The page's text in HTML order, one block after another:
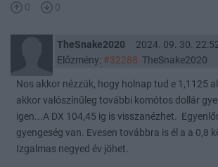
0 0
TheSnake2020
2024. 09. 30.
Előzmény: #32288 TheSnake2020
Nos akkor nézzük, hogy holnap tud e 1,1125
akkor valószínűleg további komótos dollár
igen...A DX 104,45 ig is visszanézhet.
gyengeség van. Evesen továbbra is él a a 0,8
Izgalmas negyed év jöhet.